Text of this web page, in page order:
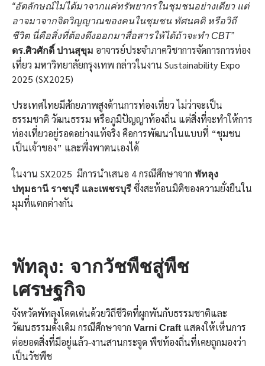
“อัตลักษณ์ไม่ได้มาจากแค่ทรัพยากรในชุมชนอย่างเดียว แต่
อาจมาจากจิตวิญญาณของคนในชุมชน ทัศนคติ หรือวิถี
ชีวิต นี่คือสิ่งที่ต้องดึงออกมาสื่อสารให้ได้ถ้าจะทำ CBT”
ดร.ศิวศักดิ์ ปานสุขุม อาจารย์ประจำภาควิชาการจัดการการท่อง
เที่ยว มหาวิทยาลัยกรุงเทพ กล่าวในงาน Sustainability Expo
2025 (SX2025)
ประเทศไทยมีศักยภาพสูงด้านการท่องเที่ยว ไม่ว่าจะเป็น
ธรรมชาติ วัฒนธรรม หรือภูมิปัญญาท้องถิ่น แต่สิ่งที่จะทำให้การ
ท่องเที่ยวอยู่รอดอย่างแท้จริง คือการพัฒนาในแบบที่ “ชุมชน
เป็นเจ้าของ” และพึ่งพาตนเองได้
ในงาน SX2025 มีการนำเสนอ 4 กรณีศึกษาจาก พัทลุง
ปทุมธานี ราชบุรี และเพชรบุรี ซึ่งสะท้อนมิติของความยั่งยืนใน
มุมที่แตกต่างกัน
พัทลุง: จากวัชพืชสู่พืช
เศรษฐกิจ
จังหวัดพัทลุงโดดเด่นด้วยวิถีชีวิตที่ผูกพันกับธรรมชาติและ
วัฒนธรรมดั้งเดิม กรณีศึกษาจาก Varni Craft แสดงให้เห็นการ
ต่อยอดสิ่งที่มีอยู่แล้ว-งานสานกระจูด พืชท้องถิ่นที่เคยถูกมองว่า
เป็นวัชพืช